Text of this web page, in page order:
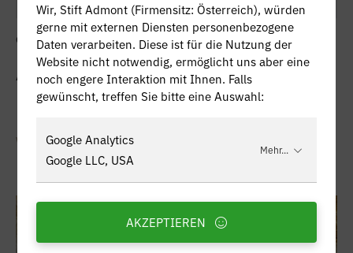
GESCHICHTE KLOSTERWISSEN
Admonter Marzizoni
Weiterlesen
Wir, Stift Admont (Firmensitz: Österreich), würden
gerne mit externen Diensten personenbezogene
Daten verarbeiten. Diese ist für die Nutzung der
Website nicht notwendig, ermöglicht uns aber eine
noch engere Interaktion mit Ihnen. Falls
gewünscht, treffen Sie bitte eine Auswahl:
Google Analytics
Google LLC, USA
Mehr...
AKZEPTIEREN